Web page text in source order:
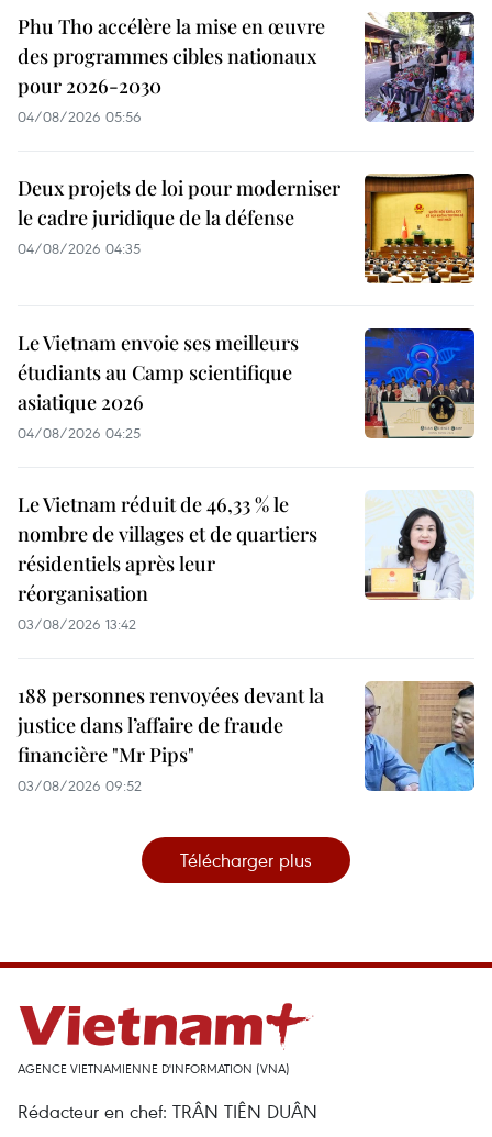
Phu Tho accélère la mise en œuvre
des programmes cibles nationaux
pour 2026-2030
04/08/2026 05:56
Deux projets de loi pour moderniser
le cadre juridique de la défense
04/08/2026 04:35
Le Vietnam envoie ses meilleurs
étudiants au Camp scientifique
asiatique 2026
04/08/2026 04:25
Le Vietnam réduit de 46,33 % le
nombre de villages et de quartiers
résidentiels après leur
réorganisation
03/08/2026 13:42
188 personnes renvoyées devant la
justice dans l’affaire de fraude
financière "Mr Pips"
03/08/2026 09:52
Télécharger plus
AGENCE VIETNAMIENNE D'INFORMATION (VNA)
Rédacteur en chef: TRÂN TIÊN DUÂN